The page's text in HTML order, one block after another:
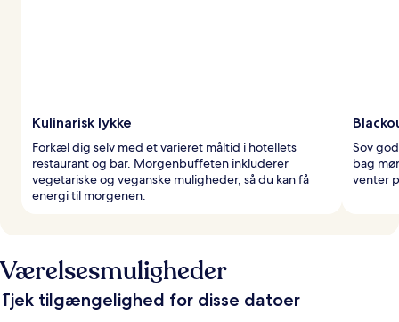
Kulinarisk lykke
Forkæl dig selv med et varieret måltid i hotellets
restaurant og bar. Morgenbuffeten inkluderer
vegetariske og veganske muligheder, så du kan få
energi til morgenen.
Sov
bag
venter
Værelsesmuligheder
Tjek tilgængelighed for disse datoer